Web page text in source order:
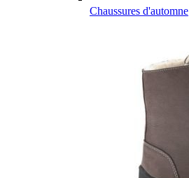
Chaussures d'automne